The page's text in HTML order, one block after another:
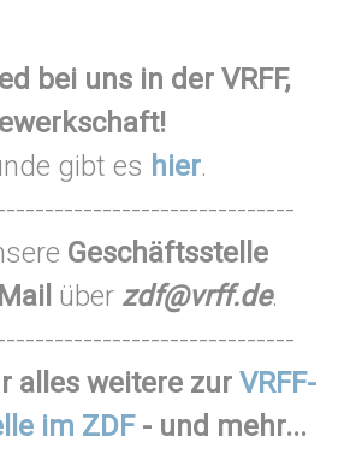
bei uns in der VRFF,
gibt es hier.
Geschäftsstelle
über zdf@vrff.de.
alles weitere zurVRFF-
im ZDF- und mehr...